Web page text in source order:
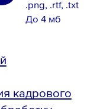
.png, .rtf, .txt
До 4 мб
кадрового